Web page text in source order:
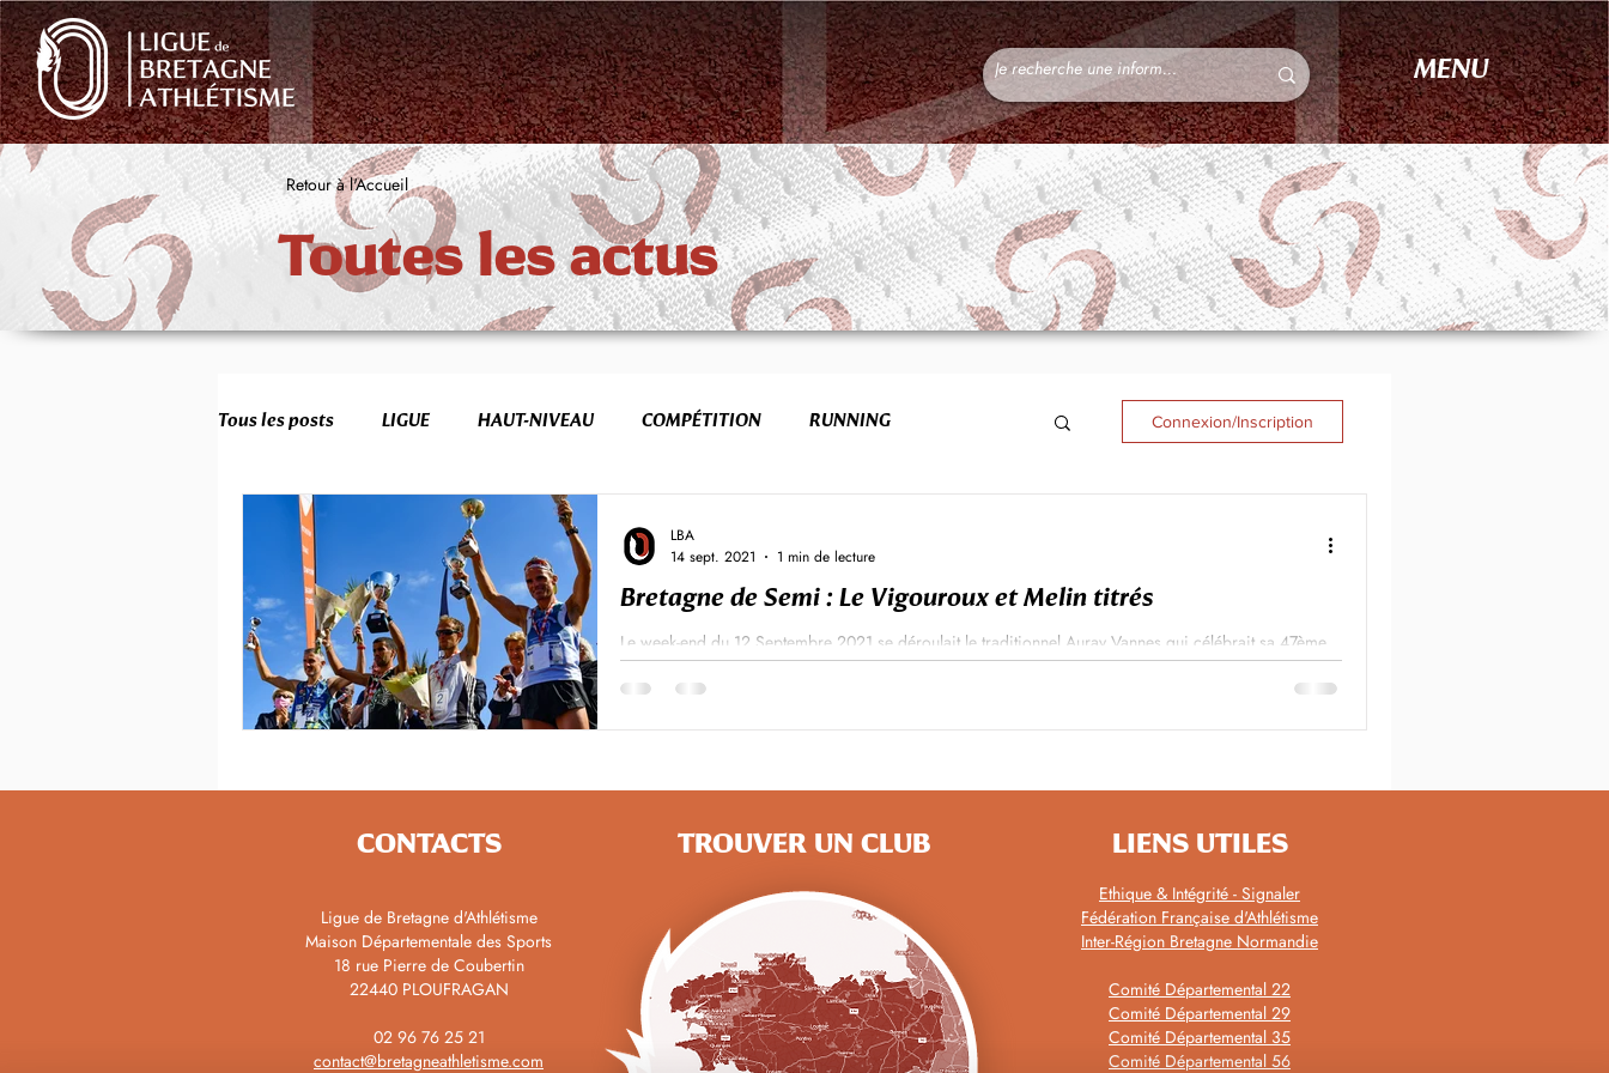
MENU
Retour à l'Accueil
Toutes les actus
Tous les posts LIGUE HAUT-NIVEAU COMPÉTITION RUNNING
FORMATION JEUNES FORME & SANTÉ
Connexion/Inscription
Bretagne de Semi : Le Vigouroux et Melin titrés
Le week-end du 12 Septembre 2021 se déroulait le traditionnel Auray Vannes qui célébrait sa 47ème
édition, avec ses 2234 arrivants sur le...
LBA
14 sept. 2021
1 min de lecture
CONTACTS LIENS UTILES
Ethique & Intégrité - Signaler
Fédération Française d'Athlétisme
Inter-Région Bretagne Normandie
Comité Départemental 22
Comité Départemental 29
Comité Départemental 35
Comité Départemental 56
Ligue de Bretagne d'Athlétisme
Maison Départementale des Sports
18 rue Pierre de Coubertin
22440 PLOUFRAGAN
02 96 76 25 21
contact@bretagneathletisme.com
TROUVER UN CLUB